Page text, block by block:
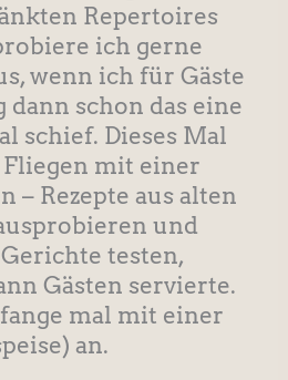
Repertoires
ich gerne
wenn ich für Gäste
dann schon das eine
schief. Dieses Mal
mit einer
– Rezepte aus alten
und
testen,
Gästen servierte.
mal mit einer
an.